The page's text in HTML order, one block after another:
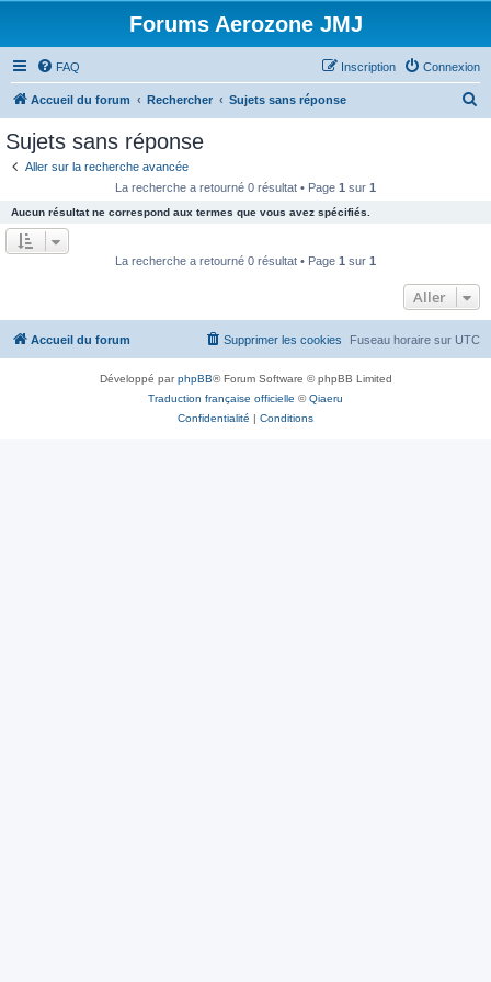
Forums Aerozone JMJ
FAQ Connexion
Inscription
Accueil du forum Rechercher Sujets sans réponse
e
Sujets sans réponse
Aller sur la recherche avancée
La recherche a retourné 0 résultat • Page 1 sur 1
Aucun résultat ne correspond aux termes que vous avez spécifiés.
La recherche a retourné 0 résultat • Page 1 sur 1
Aller
Accueil du forum Fuseau horaire sur UTC
Supprimer les cookies
Développé parphpBB® Forum Software © phpBB Limited
Traduction française officielle ©Qiaeru
Confidentialité | Conditions